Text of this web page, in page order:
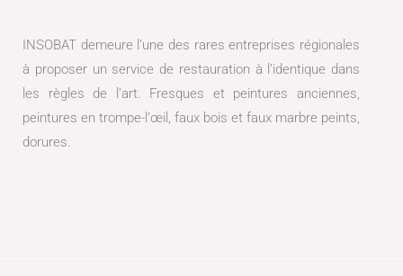
INSOBAT demeure l’une des rares entreprises régionales
à proposer un service de restauration à l’identique dans
les règles de l’art. Fresques et peintures anciennes,
peintures en trompe-l’œil, faux bois et faux marbre peints,
dorures.